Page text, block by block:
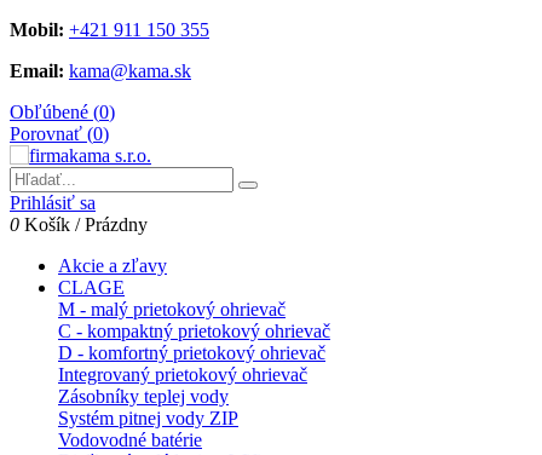
Mobil: +421 911 150 355
Email: kama@kama.sk
Obľúbené (0)
Porovnať (0)
Prihlásiť sa
0 Košík /Prázdny
Akcie a zľavy
CLAGE
M - malý prietokový ohrievač
C - kompaktný prietokový ohrievač
D - komfortný prietokový ohrievač
Integrovaný prietokový ohrievač
Zásobníky teplej vody
Systém pitnej vody ZIP
Vodovodné batérie